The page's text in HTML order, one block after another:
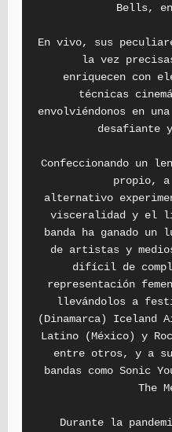
Bells,
En vivo, sus
la vez
enriquecen con
técnicas
envolviéndonos en
desafiante
Confeccionando un
propio,
alternativo
visceralidad y el
banda ha ganado
de artistas y
difícil de
representación
llevándolos a
(Dinamarca) Iceland
Latino (México) y
entre otros, y a
bandas como Sonic
The
Durante la